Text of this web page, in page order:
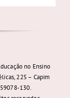
no Ensino
225 – Capim
130.